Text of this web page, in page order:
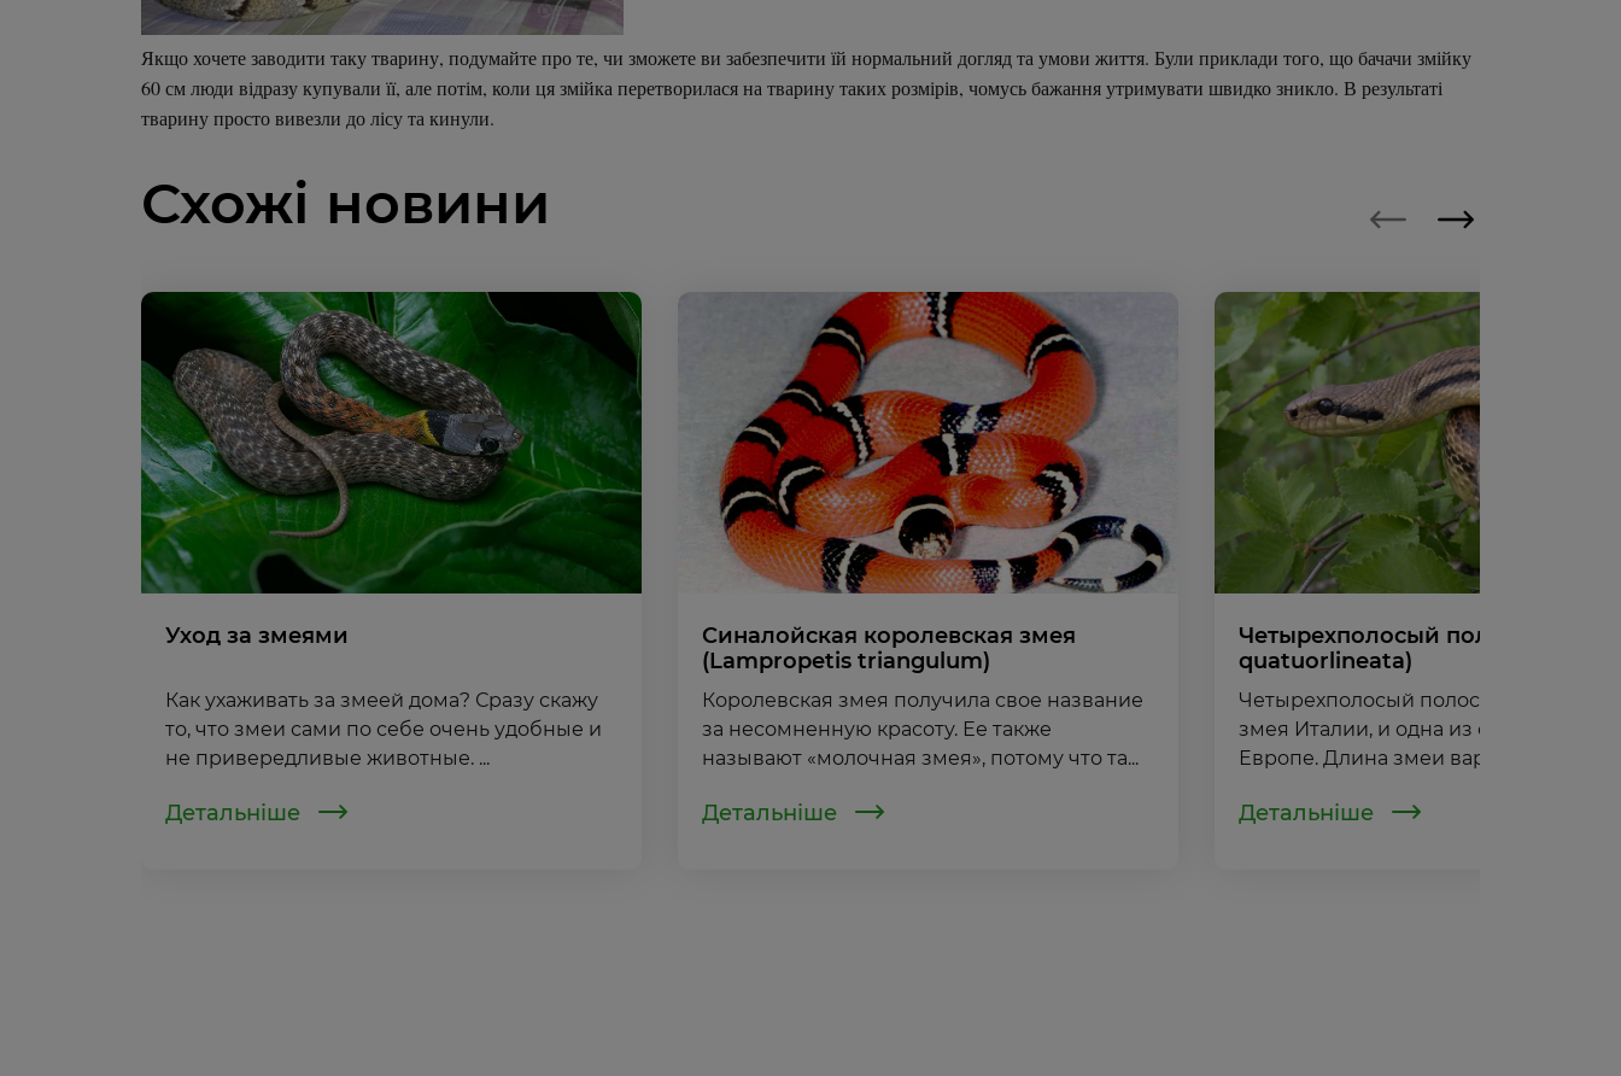
Якщо хочете заводити таку тварину, подумайте про те, чи зможете ви забезпечити їй нормальний догляд та умови життя. Були приклади того, що бачачи змійку
60 см люди відразу купували її, але потім, коли ця змійка перетворилася на тварину таких розмірів, чомусь бажання утримувати швидко зникло. В результаті
тварину просто вивезли до лісу та кинули.
Схожі новини
Уход за змеями
Как ухаживать за змеей дома? Сразу скажу
то, что змеи сами по себе очень удобные и
не привередливые животные. ...
Детальніше
Синалойская королевская змея
(Lampropetis triangulum)
Королевская змея получила свое название
за несомненную красоту. Ее также
называют «молочная змея», потому что та...
Детальніше
Четырехполосый полоз (Elaphe
quatuorlineata)
Четырехполосый полос самая
змея Италии, и одна из самых
Европе. Длина змеи варьируется от
Детальніше